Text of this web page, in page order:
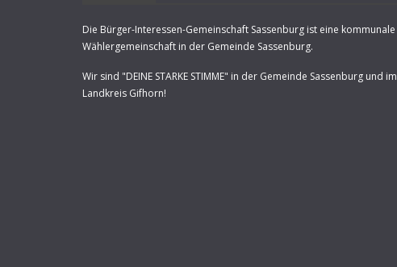
Die Bürger-Interessen-Gemeinschaft Sassenburg ist eine kommunale
Wählergemeinschaft in der Gemeinde Sassenburg.
Wir sind "DEINE STARKE STIMME" in der Gemeinde Sassenburg und im
Landkreis Gifhorn!